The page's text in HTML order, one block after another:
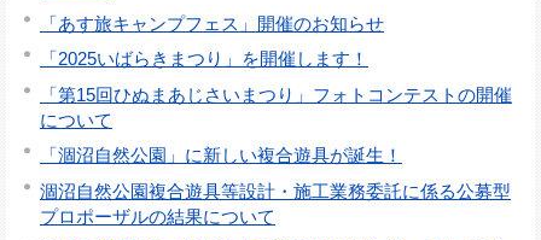
「あす旅キャンプフェス」開催のお知らせ
「2025いばらきまつり」を開催します！
「第15回ひぬまあじさいまつり」フォトコンテストの開催
について
「涸沼自然公園」に新しい複合遊具が誕生！
涸沼自然公園複合遊具等設計・施工業務委託に係る公募型
プロポーザルの結果について